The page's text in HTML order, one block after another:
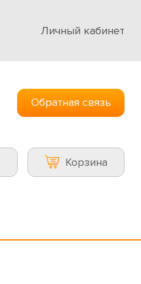
Личный кабинет
Обратная связь
Корзина